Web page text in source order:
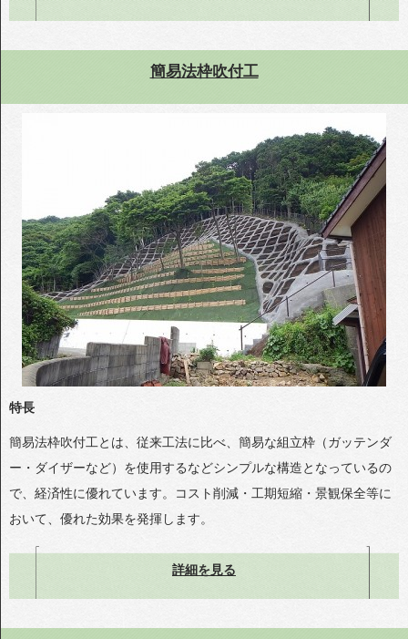
簡易法枠吹付工
特長
簡易法枠吹付工とは、従来工法に比べ、簡易な組立枠（ガッテンダ
ー・ダイザーなど）を使用するなどシンプルな構造となっているの
で、経済性に優れています。コスト削減・工期短縮・景観保全等に
おいて、優れた効果を発揮します。
詳細を見る